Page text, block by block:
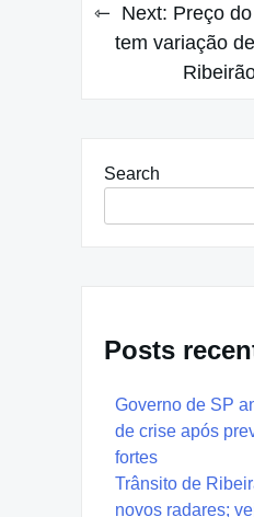
Next: Preço
tem variação
Search
Posts
Governo de SP
de crise após
fortes
Trânsito de
novos radares;